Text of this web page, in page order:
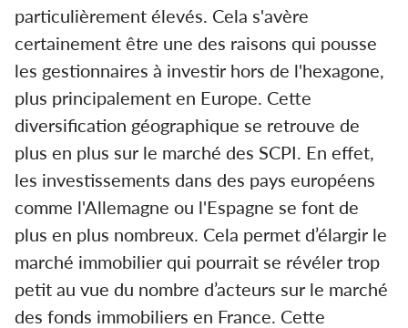
particulièrement élevés. Cela s'avère
certainement être une des raisons qui pousse
les gestionnaires à investir hors de l'hexagone,
plus principalement en Europe. Cette
diversification géographique se retrouve de
plus en plus sur le marché des SCPI. En effet,
les investissements dans des pays européens
comme l'Allemagne ou l'Espagne se font de
plus en plus nombreux. Cela permet d’élargir le
marché immobilier qui pourrait se révéler trop
petit au vue du nombre d’acteurs sur le marché
des fonds immobiliers en France. Cette